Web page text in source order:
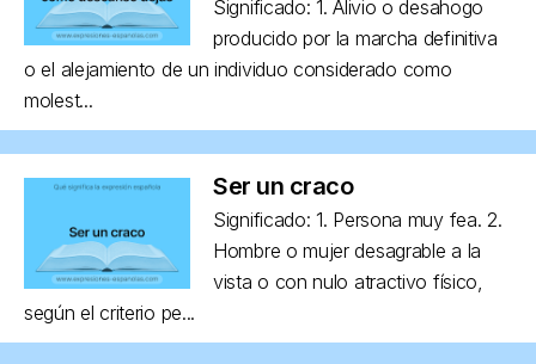
Significado: 1. Alivio o desahogo
producido por la marcha definitiva
o el alejamiento de un individuo considerado como
molest...
Ser un craco
Significado: 1. Persona muy fea. 2.
Hombre o mujer desagrable a la
vista o con nulo atractivo físico,
según el criterio pe...